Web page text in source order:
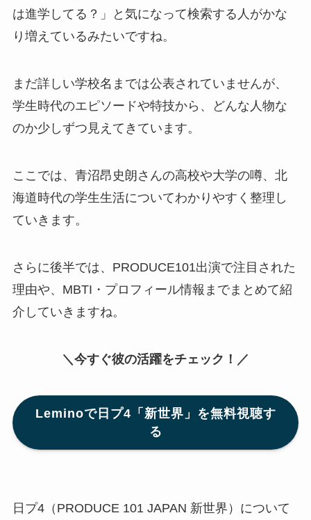
は進学してる？」と気になって検索する人がかな
り増えているみたいですね。
まだ詳しい学校名までは公表されていませんが、
学生時代のエピソードや特技から、どんな人物な
のか少しずつ見えてきています。
ここでは、青沼昂史朗さんの高校や大学の噂、北
海道時代の学生生活についてわかりやすく整理し
ていきます。
さらに後半では、PRODUCE101出演で注目された
理由や、MBTI・プロフィール情報までまとめて紹
介していきますね。
＼今すぐ彼の活躍をチェック！／
Leminoで日プ4「新世界」を無料視聴す
る
日プ4（PRODUCE 101 JAPAN 新世界）について